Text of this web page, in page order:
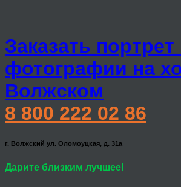
Заказать портрет
фотографии на
Волжском
8 800 222 02 86
г. Волжский ул. Оломоуцкая, д. 31а
Дарите близким лучшее!